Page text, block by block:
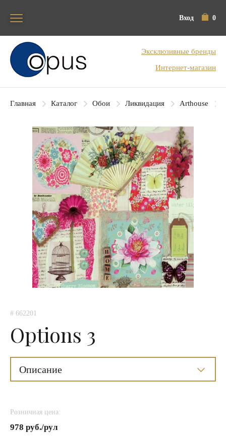
Вход 0
Блок поиска
Эксклюзивные бренды
Интернет-магазин
Главная Каталог Обои Ликвидация Arthouse
# 662201
Options 3
Описание
Розничная цена:
978 руб./рул